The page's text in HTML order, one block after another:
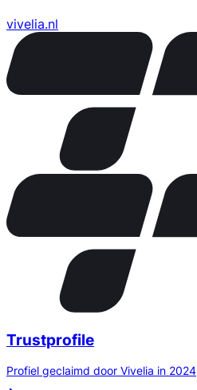
vivelia.nl
Trustprofile
Profiel geclaimd door Vivelia in 2024